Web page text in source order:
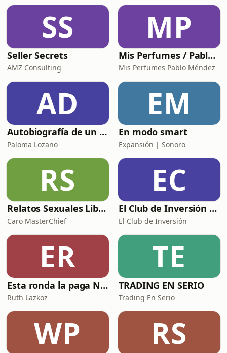
los retos reales del aula y repensar el
rol del profesorado, la evaluación, el
diseño
SS
Seller Secrets
AMZ Consulting
MP
Mis Perfumes / Pablo Méndez
Mis Perfumes Pablo Méndez
AD
Autobiografía de un Yogui con sitar
Paloma Lozano
EM
En modo smart
Expansión | Sonoro
RS
Relatos Sexuales Liberales
Caro MasterChief
EC
El Club de Inversión podcast
El Club de Inversión
ER
Esta ronda la paga Newton
Ruth Lazkoz
TE
TRADING EN SERIO
Trading En Serio
WP RS